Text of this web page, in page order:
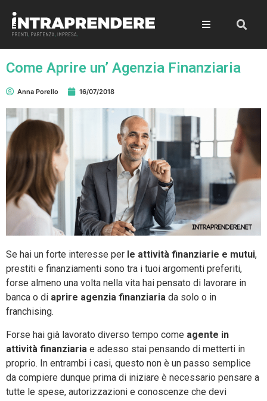
Come Aprire un’ Agenzia Finanziaria
Anna Porello 16/07/2018
Se hai un forte interesse per le attività finanziarie e mutui,
prestiti e finanziamenti sono tra i tuoi argomenti preferiti,
forse almeno una volta nella vita hai pensato di lavorare in
banca o di aprire agenzia finanziaria da solo o in
franchising.
Forse hai già lavorato diverso tempo come agente in
attività finanziaria e adesso stai pensando di metterti in
proprio. In entrambi i casi, questo non è un passo semplice
da compiere dunque prima di iniziare è necessario pensare a
tutte le spese, autorizzazioni e conoscenze che devi